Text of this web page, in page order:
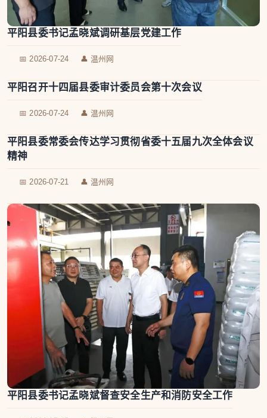
平阳县委书记孟晓斌调研基层党建工作
📅 2026-07-24 👤 温州网
平阳召开十四届县委审计委员会第十次会议
📅 2026-07-24 👤 温州网
平阳县委常委会传达学习贯彻省委十五届九次全体会议
精神
📅 2026-07-21 👤 温州网
平阳县委书记孟晓斌督查安全生产和消防安全工作